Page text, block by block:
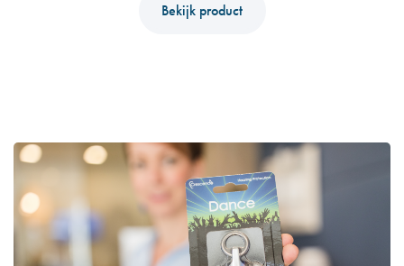
Bekijk product